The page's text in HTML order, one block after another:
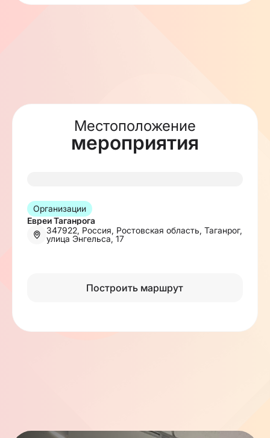
Местоположение
мероприятия
Организации
Евреи Таганрога
347922, Россия, Ростовская область, Таганрог,
улица Энгельса, 17
Построить маршрут